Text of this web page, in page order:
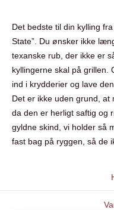
Det bedste til din kylling
State”. Du ønsker ikke
texanske rub, der ikke er
kyllingerne skal på
ind i krydderier og lave
Det er ikke uden grund, at
da den er herligt saftig og
gyldne skind, vi holder så
fast bag på ryggen, så de